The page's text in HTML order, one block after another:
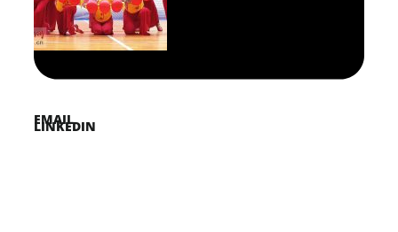
PINTEREST
TWITTER
LINKEDIN
EMAIL